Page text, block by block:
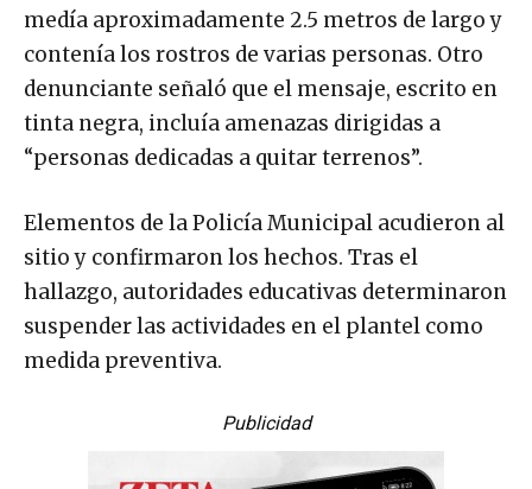
medía aproximadamente 2.5 metros de largo y
contenía los rostros de varias personas. Otro
denunciante señaló que el mensaje, escrito en
tinta negra, incluía amenazas dirigidas a
“personas dedicadas a quitar terrenos”.
Elementos de la Policía Municipal acudieron al
sitio y confirmaron los hechos. Tras el
hallazgo, autoridades educativas determinaron
suspender las actividades en el plantel como
medida preventiva.
Publicidad